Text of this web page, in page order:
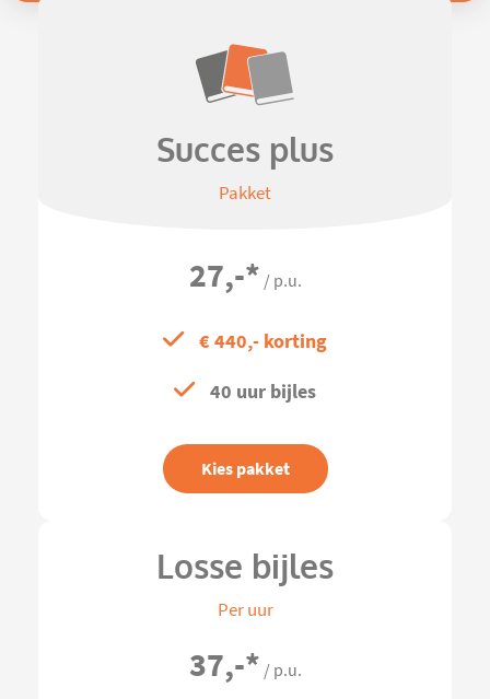
Succes plus
Pakket
27,-* / p.u.
€ 440,- korting
40 uur bijles
Kies pakket
Losse bijles
Per uur
37,-* / p.u.